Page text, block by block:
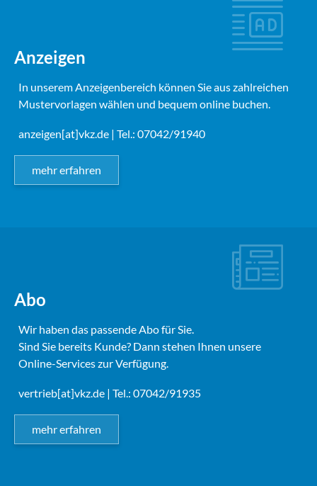
Anzeigen
In unserem Anzeigenbereich können Sie aus zahlreichen
Mustervorlagen wählen und bequem online buchen.
anzeigen[at]vkz.de | Tel.: 07042/91940
mehr erfahren
Abo
Wir haben das passende Abo für Sie.
Sind Sie bereits Kunde? Dann stehen Ihnen unsere
Online-Services zur Verfügung.
vertrieb[at]vkz.de | Tel.: 07042/91935
mehr erfahren